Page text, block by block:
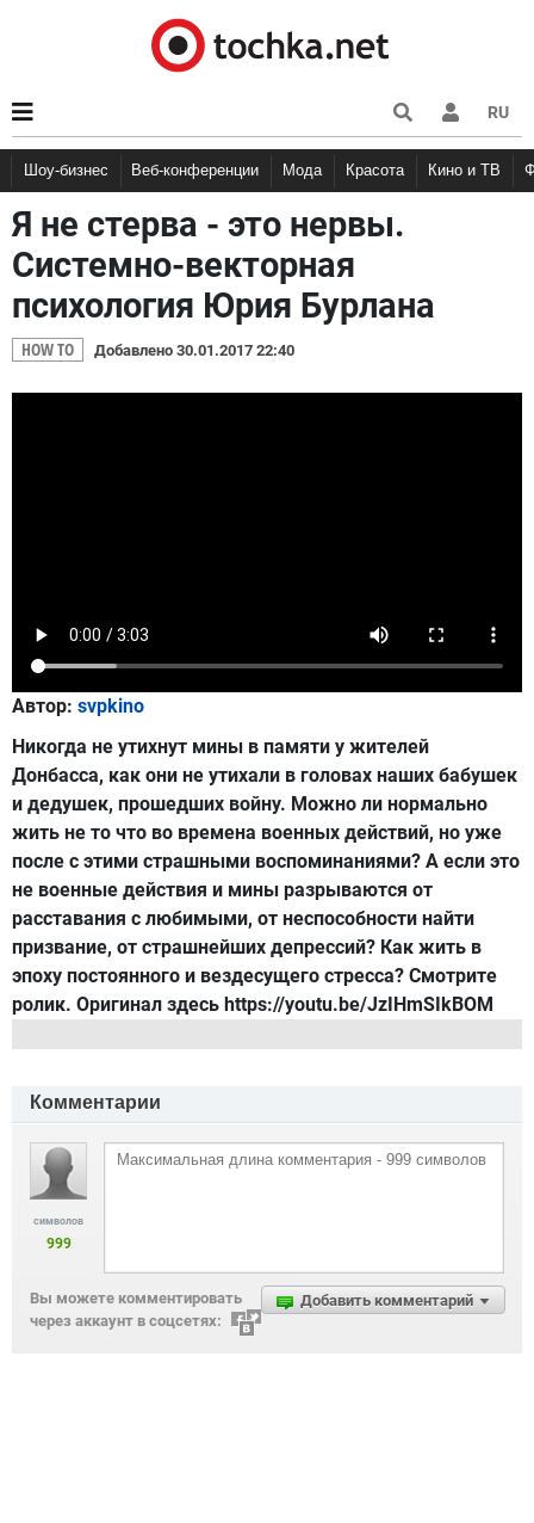
RU
Шоу-бизнес Веб-конференции Мода Красота Кино и ТВ
Я не стерва - это нервы.
Системно-векторная
психология Юрия Бурлана
HOW TO Добавлено 30.01.2017 22:40
Автор: svpkino
Никогда не утихнут мины в памяти у жителей
Донбасса, как они не утихали в головах наших бабушек
и дедушек, прошедших войну. Можно ли нормально
жить не то что во времена военных действий, но уже
после с этими страшными воспоминаниями? А если это
не военные действия и мины разрываются от
расставания с любимыми, от неспособности найти
призвание, от страшнейших депрессий? Как жить в
эпоху постоянного и вездесущего стресса? Смотрите
ролик. Оригинал здесь https://youtu.be/JzIHmSIkBOM
Комментарии
символов
999
Добавить комментарий
Вы можете комментировать
через аккаунт в соцсетях: